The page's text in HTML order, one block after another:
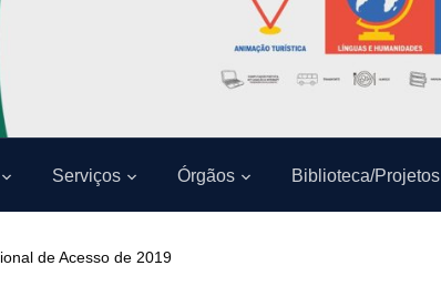
Serviços Órgãos Biblioteca/Projetos
de Acesso de 2019